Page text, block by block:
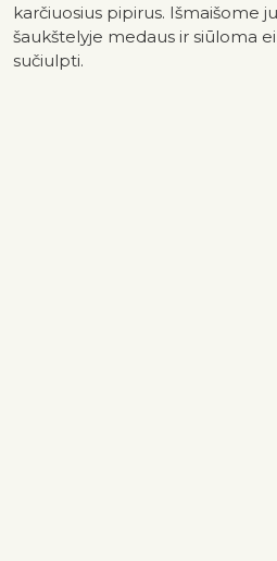
karčiuosius pipirus. Išmaišome
šaukštelyje medaus ir siūloma
sučiulpti.